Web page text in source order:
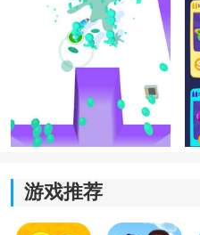
*简单易上手的操作方式，
是新手还是老玩家都能轻松
游戏推荐